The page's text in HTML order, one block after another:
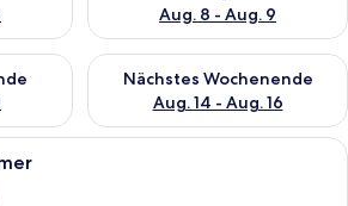
Aug. 8 - Aug. 9
für dieses Wochenende, Aug. 7
Nächstes Wochenende
Aug. 14 - Aug. 16
Überprüfe die Verfügbarkeit
Ein Hotelzimmer mit Bett, Fernseher,